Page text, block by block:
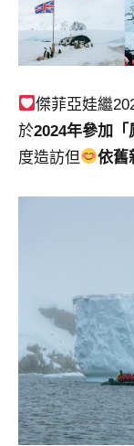
旅
作
者、
發
持、
學
校
企
業
講
傑菲亞娃繼
於2024年參加
度造訪但
依舊